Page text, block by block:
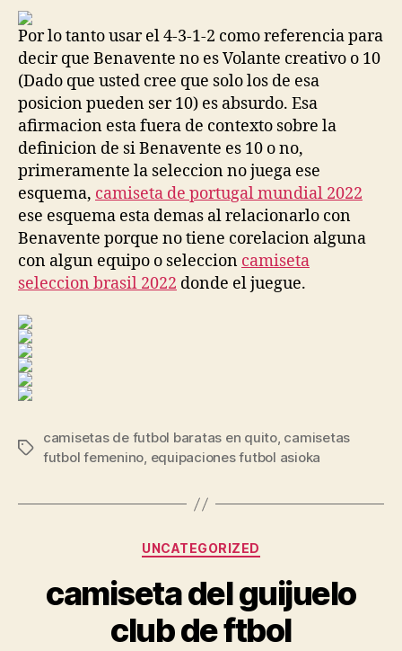
Por lo tanto usar el 4-3-1-2 como referencia para
decir que Benavente no es Volante creativo o 10
(Dado que usted cree que solo los de esa
posicion pueden ser 10) es absurdo. Esa
afirmacion esta fuera de contexto sobre la
definicion de si Benavente es 10 o no,
primeramente la seleccion no juega ese
esquema, camiseta de portugal mundial 2022
ese esquema esta demas al relacionarlo con
Benavente porque no tiene corelacion alguna
con algun equipo o seleccion camiseta
seleccion brasil 2022 donde el juegue.
Etiquetas
camisetas de futbol baratas en quito, camisetas
futbol femenino, equipaciones futbol asioka
Categorías
UNCATEGORIZED
camiseta del guijuelo
club de ftbol